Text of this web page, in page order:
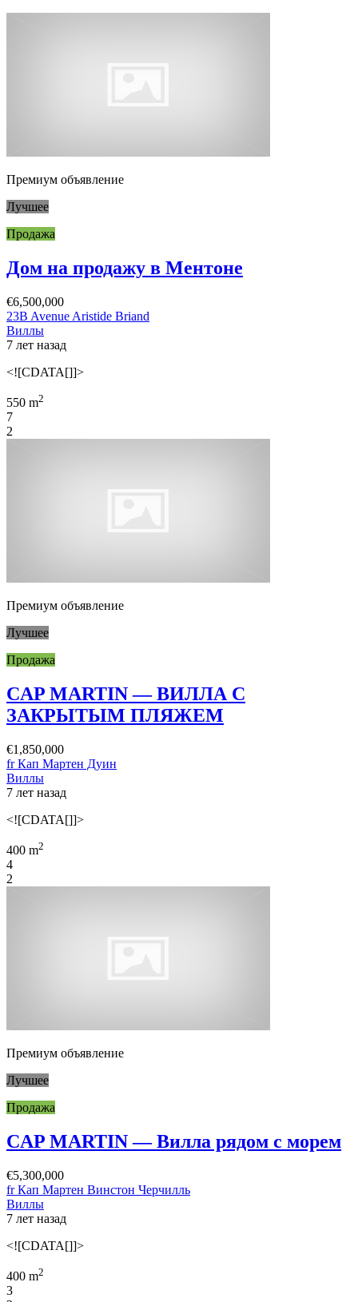
Премиум объявление
Лучшее
Продажа
Дом на продажу в Ментоне
€6,500,000
23B Avenue Aristide Briand
Виллы
7 лет назад
<![CDATA[]]>
550 m2
7
2
Премиум объявление
Лучшее
Продажа
CAP MARTIN — ВИЛЛА С
ЗАКРЫТЫМ ПЛЯЖЕМ
€1,850,000
fr Кап Мартен Дуин
Виллы
7 лет назад
<![CDATA[]]>
400 m2
4
2
Премиум объявление
Лучшее
Продажа
CAP MARTIN — Вилла рядом с морем
€5,300,000
fr Кап Мартен Винстон Черчилль
Виллы
7 лет назад
<![CDATA[]]>
400 m2
3